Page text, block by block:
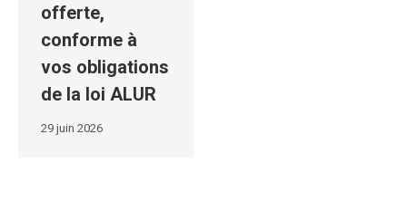
offerte,
conforme à
vos obligations
de la loi ALUR
29 juin 2026